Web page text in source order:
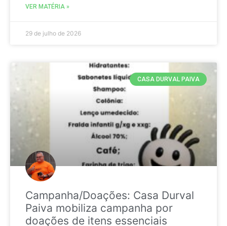
VER MATÉRIA »
29 de julho de 2026
CASA DURVAL PAIVA
Campanha/Doações: Casa Durval
Paiva mobiliza campanha por
doações de itens essenciais